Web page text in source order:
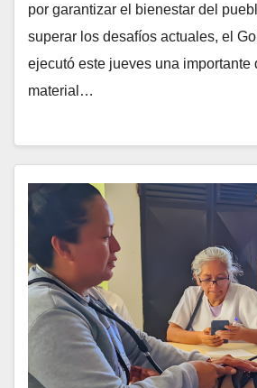
por garantizar el bienestar del
superar los desafíos actuales, el
ejecutó este jueves una importante
material…